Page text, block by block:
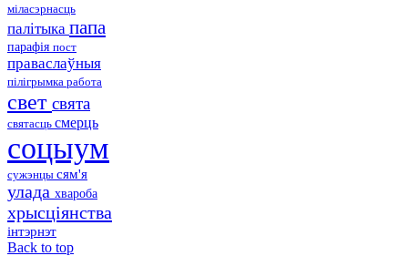
міласэрнасць
палітыка папа
парафія пост
праваслаўныя
пілігрымка работа
свет свята
святасць смерць
соцыум
сужэнцы сям'я
улада хвароба
хрысціянства
інтэрнэт
Back to top